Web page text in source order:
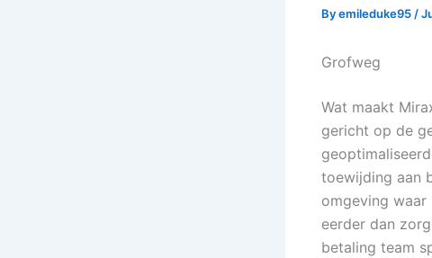
Byemileduke95 /
Grofweg
Wat maakt
gericht op de
toewijding aan
omgeving waar
eerder dan
betaling team